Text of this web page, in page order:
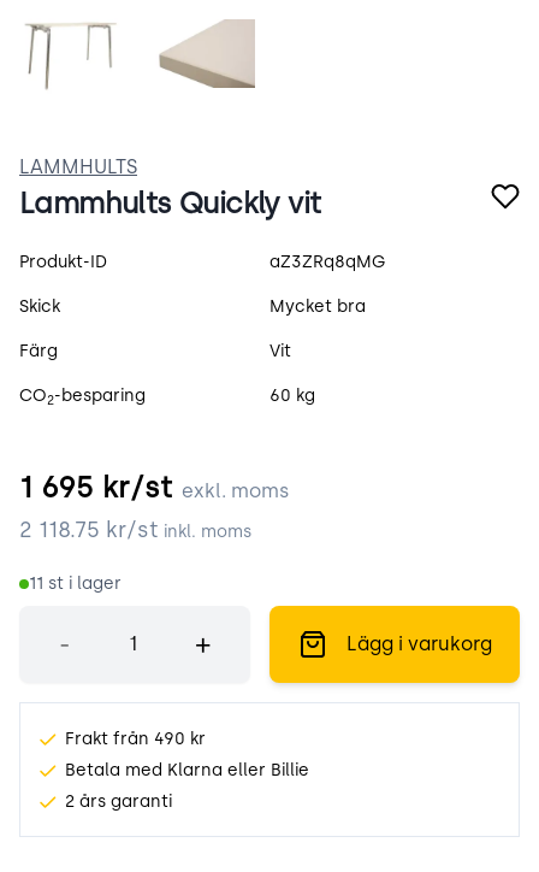
9-nerD9bsw0G.webpQuickly.webp
LAMMHULTS
Lammhults Quickly vit
Produktspecifikation
Produkt-ID aZ3ZRq8qMG
Skick Mycket bra
Färg Vit
CO2-besparing 60 kg
1 695 kr/st exkl. moms
2 118.75 kr/st inkl. moms
11 st i lager
- + Lägg i varukorg
Frakt från 490 kr
Betala med Klarna eller Billie
2 års garanti